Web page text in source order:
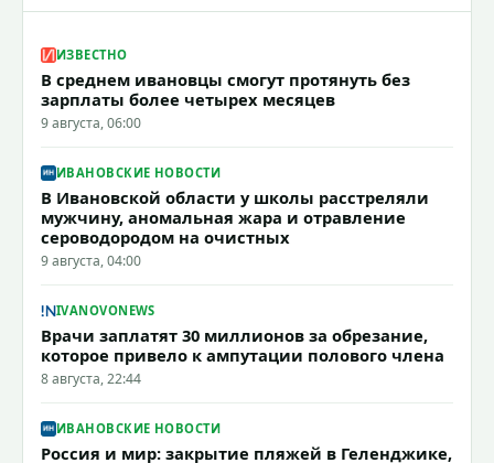
ИЗВЕСТНО
В среднем ивановцы смогут протянуть без
зарплаты более четырех месяцев
9 августа, 06:00
ИВАНОВСКИЕ НОВОСТИ
В Ивановской области у школы расстреляли
мужчину, аномальная жара и отравление
сероводородом на очистных
9 августа, 04:00
IVANOVONEWS
Врачи заплатят 30 миллионов за обрезание,
которое привело к ампутации полового члена
8 августа, 22:44
ИВАНОВСКИЕ НОВОСТИ
Россия и мир: закрытие пляжей в Геленджике,